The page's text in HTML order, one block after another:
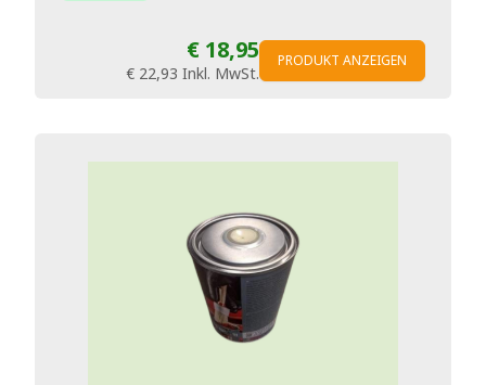
€ 18,95
€ 22,93 Inkl. MwSt.
PRODUKT ANZEIGEN